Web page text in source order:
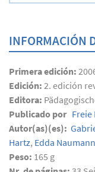
INFORMACIÓN
Primera edición:
Edición: 2. edición
Editora:
Publicado por Freie
Autor(as)(es):
Hartz, Edda Naumann
Peso: 165 g